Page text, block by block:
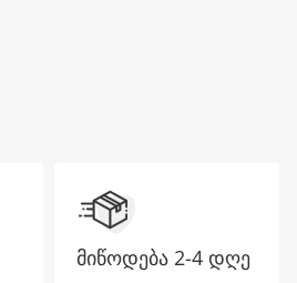
მიწოდება 2-4 დღე